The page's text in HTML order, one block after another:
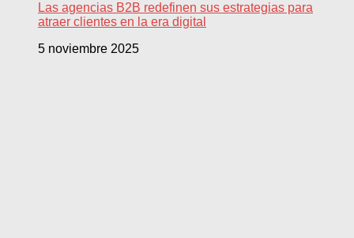
Las agencias B2B redefinen sus estrategias para
atraer clientes en la era digital
5 noviembre 2025